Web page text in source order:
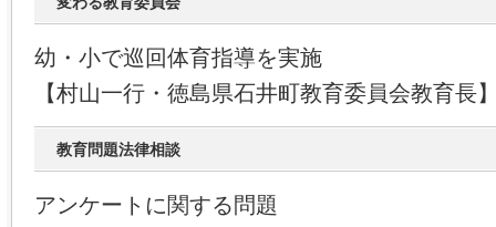
幼・小で巡回体育指導を実施
【村山一行・徳島県石井町教育委員会教育長
教育問題法律相談
アンケートに関する問題